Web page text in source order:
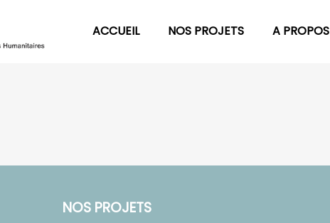
ACCUEIL NOS PROJETS A PROPOS
NOS PROJETS